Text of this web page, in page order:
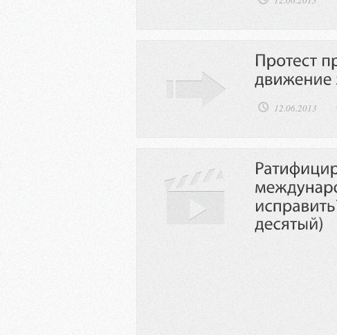
12.06.2013